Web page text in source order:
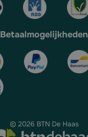
Betaalmogelijkheden
© 2026 BTN De Haas